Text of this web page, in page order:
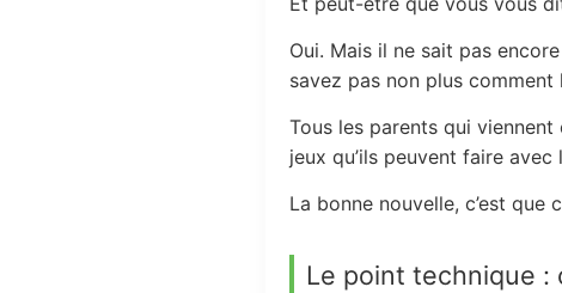
Oui. Mais il ne sait pas
savez pas non plus comment
Tous les parents qui
jeux qu’ils peuvent faire
La bonne nouvelle, c’est que
Le point technique